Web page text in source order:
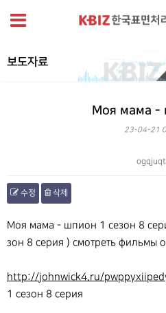
보도자료
Моя мама -
23-04-21
수정 삭제
Моя мама - шпион 1 сезон 8
зон 8 серия ) смотреть фильмы
http://johnwick4.ru/
1 сезон 8 серия